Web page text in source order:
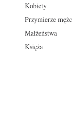
Kobiety
Przymierze
Małżeństwa
Księża